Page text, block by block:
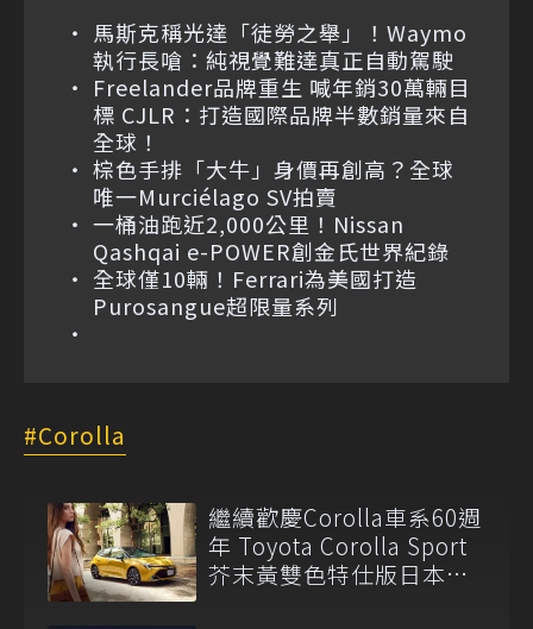
馬斯克稱光達「徒勞之舉」！Waymo
執行長嗆：純視覺難達真正自動駕駛
Freelander品牌重生 喊年銷30萬輛目
標 CJLR：打造國際品牌半數銷量來自
全球！
棕色手排「大牛」身價再創高？全球
唯一Murciélago SV拍賣
一桶油跑近2,000公里！Nissan
Qashqai e-POWER創金氏世界紀錄
全球僅10輛！Ferrari為美國打造
Purosangue超限量系列
Corolla
繼續歡慶Corolla車系60週
年 Toyota Corolla Sport
芥末黃雙色特仕版日本登